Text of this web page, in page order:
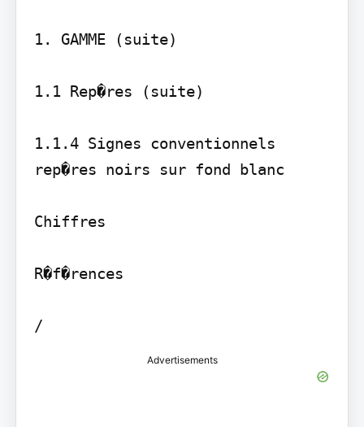
1. GAMME (suite)
1.1 Rep�res (suite)
1.1.4 Signes conventionnels
rep�res noirs sur fond blanc
Chiffres
R�f�rences
Advertisements